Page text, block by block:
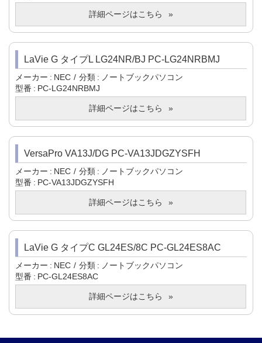
詳細ページはこちら
LaVie G タイプL LG24NR/BJ PC-LG24NRBMJ
メーカー NEC 分類
ノートブックパソコン
型番
PC-LG24NRBMJ
詳細ページはこちら
VersaPro VA13J/DG PC-VA13JDGZYSFH
メーカー NEC 分類
ノートブックパソコン
型番
PC-VA13JDGZYSFH
詳細ページはこちら
LaVie G タイプC GL24ES/8C PC-GL24ES8AC
メーカー NEC 分類
ノートブックパソコン
型番
PC-GL24ES8AC
詳細ページはこちら